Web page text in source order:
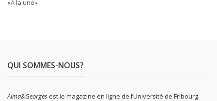
«À la une»
QUI SOMMES-NOUS?
Alma&Georgesest le magazine en ligne de l’Université de Fribourg.